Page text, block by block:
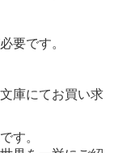
です。
にてお買い求
す。